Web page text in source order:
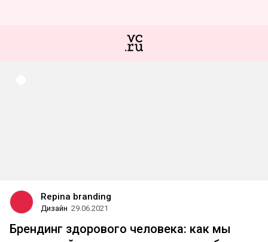
Repina branding
Дизайн 29.06.2021
Брендинг здорового человека: как мы